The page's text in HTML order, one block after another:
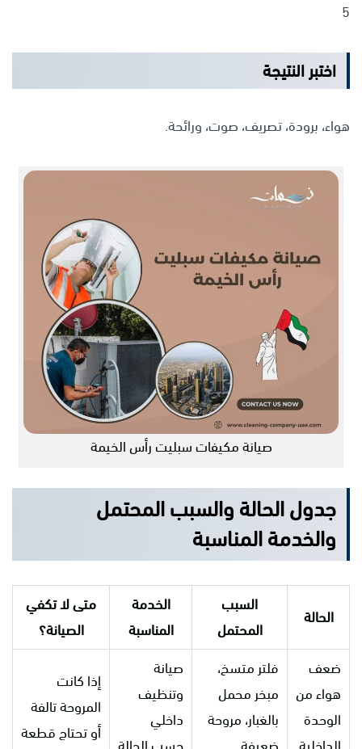
5
اختبر النتيجة
هواء، برودة، تصريف، صوت، ورائحة.
صيانة مكيفات سبليت رأس الخيمة
جدول الحالة والسبب المحتمل
والخدمة المناسبة
الحالة
السبب
المحتمل
الخدمة
المناسبة
متى لا تكفي
الصيانة؟
ضعف
هواء من
الوحدة
فلتر متسخ،
مبخر محمل
بالغبار، مروحة
صيانة
وتنظيف
داخلي
إذا كانت
المروحة تالفة
أو تحتاج قطعة